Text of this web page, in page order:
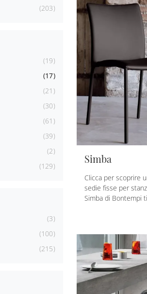
203
19
17
21
30
61
39
2
129
3
100
215
Simba
Clicca per scoprire
sedie fisse per
Simba di Bontempi